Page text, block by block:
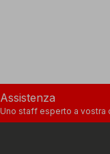
Assistenza
Uno staff esperto a vostra